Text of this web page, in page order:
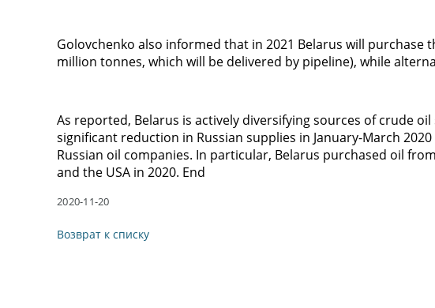
Golovchenko also informed that in 2021 Belarus will purchase
million tonnes, which will be delivered by pipeline), while
As reported, Belarus is actively diversifying sources of crude
significant reduction in Russian supplies in January-March
Russian oil companies. In particular, Belarus purchased oil
and the USA in 2020. End
2020-11-20
Возврат к списку